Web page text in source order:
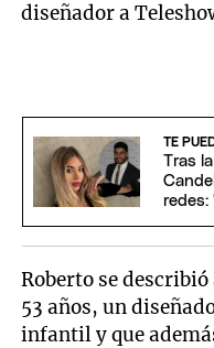
diseñador a
TE
Tras
redes:
Roberto se
53 años, un
infantil y que